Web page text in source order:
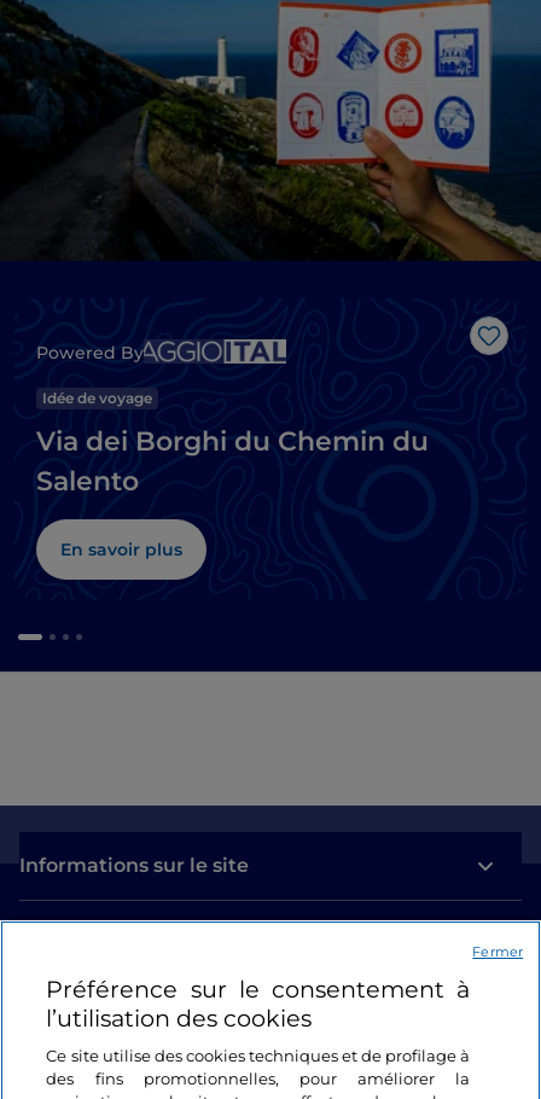
Powered By
Idée de voyage
Via dei Borghi du Chemin du
Salento
En savoir plus
Informations sur le site
Se connecter
Suivez-nous
Préférence sur le consentement à
l’utilisation des cookies
Ce site utilise des cookies techniques et de profilage à
des fins promotionnelles, pour améliorer la
Fermer